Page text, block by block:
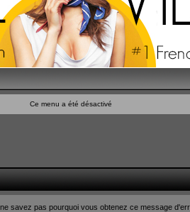
Ce menu a été désactivé
savez pas pourquoi vous obtenez ce message